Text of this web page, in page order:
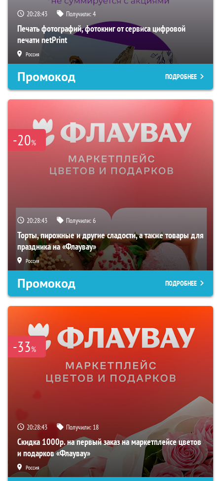
20:28:42 Получили:4
Печать фотографий, фотокниг от сервиса цифровой
печати netPrint
Россия
Промокод ПОДРОБНЕЕ
-20%
20:28:42 Получили:6
Торты, пирожные и другие сладости, а также товары для
праздника на «Флаувау»
Россия
Промокод ПОДРОБНЕЕ
-33%
20:28:42 Получили: 18
Скидка 1000р. на первый заказ на маркетплейсе цветов
и подарков «Флаувау»
Россия